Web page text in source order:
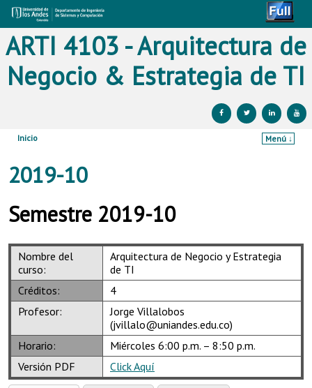
ARTI 4103 - Arquitectura de
Negocio & Estrategia de TI
Inicio
Menú ↓
2019-10
Semestre 2019-10
Nombre del
curso:
Arquitectura de Negocio y Estrategia
de TI
Créditos:
4
Profesor:
Jorge Villalobos
(jvillalo@uniandes.edu.co)
Horario:
Miércoles 6:00 p.m. – 8:50 p.m.
Versión PDF
Click Aquí